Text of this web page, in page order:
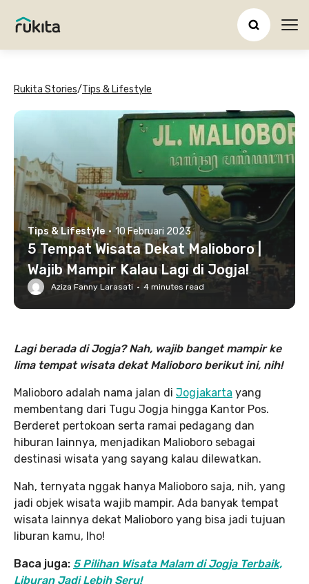
Rukita Stories/Tips & Lifestyle
Tips & Lifestyle · 10 Februari 2023
5 Tempat Wisata Dekat Malioboro |
Wajib Mampir Kalau Lagi di Jogja!
Aziza Fanny Larasati · 4 minutes read
Lagi berada di Jogja? Nah, wajib banget mampir ke
lima tempat wisata dekat Malioboro berikut ini, nih!
Malioboro adalah nama jalan di Jogjakarta yang
membentang dari Tugu Jogja hingga Kantor Pos.
Berderet pertokoan serta ramai pedagang dan
hiburan lainnya, menjadikan Malioboro sebagai
destinasi wisata yang sayang kalau dilewatkan.
Nah, ternyata nggak hanya Malioboro saja, nih, yang
jadi objek wisata wajib mampir. Ada banyak tempat
wisata lainnya dekat Malioboro yang bisa jadi tujuan
liburan kamu, lho!
Baca juga: 5 Pilihan Wisata Malam di Jogja Terbaik,
Liburan Jadi Lebih Seru!